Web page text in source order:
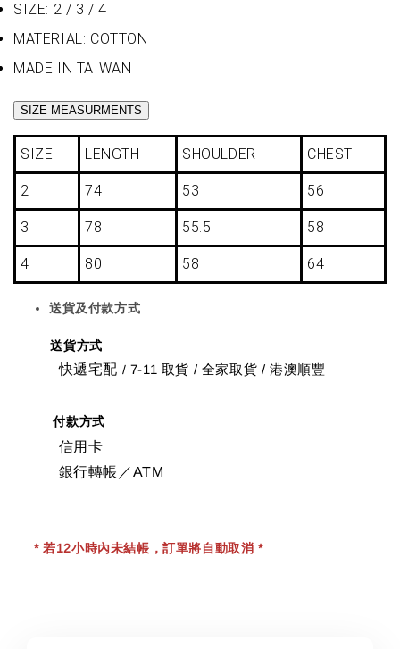
SIZE: 2 / 3 / 4
MATERIAL: COTTON
MADE IN TAIWAN
SIZE MEASURMENTS
SIZE LENGTH SHOULDER CHEST
2 74 53 56
3 78 55.5 58
4 80 58 64
送貨及付款方式
送貨方式
快遞宅配 / 7-11 取貨 / 全家取貨 / 港澳順豐
付款方式
信用卡
銀行轉帳／ATM
* 若12小時內未結帳，訂單將自動取消 *